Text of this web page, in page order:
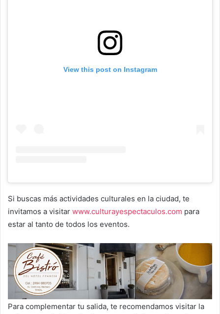
View this post on Instagram
Si buscas más actividades culturales en la ciudad, te
invitamos a visitar www.culturayespectaculos.com para
estar al tanto de todos los eventos.
Para complementar tu salida, te recomendamos visitar la